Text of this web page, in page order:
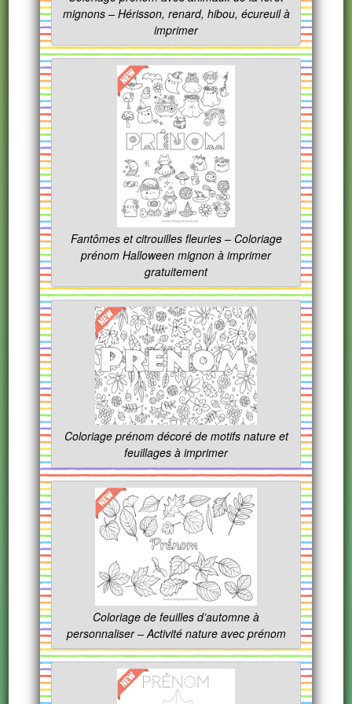
mignons – Hérisson, renard, hibou, écureuil à
imprimer
Fantômes et citrouilles fleuries – Coloriage
prénom Halloween mignon à imprimer
gratuitement
Coloriage prénom décoré de motifs nature et
feuillages à imprimer
Coloriage de feuilles d’automne à
personnaliser – Activité nature avec prénom